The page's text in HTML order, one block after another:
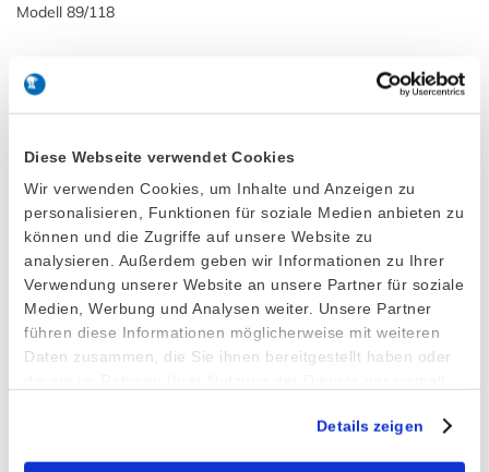
Diese Webseite verwendet Cookies
Wir verwenden Cookies, um Inhalte und Anzeigen zu
personalisieren, Funktionen für soziale Medien anbieten zu
können und die Zugriffe auf unsere Website zu
analysieren. Außerdem geben wir Informationen zu Ihrer
Verwendung unserer Website an unsere Partner für soziale
Medien, Werbung und Analysen weiter. Unsere Partner
führen diese Informationen möglicherweise mit weiteren
Daten zusammen, die Sie ihnen bereitgestellt haben oder
Details zeigen
Modell 89/118
Universalteller mit Griff, Ø 145 mm
Modell 89/145
Bananensplitschale oval 230 x 145 mm
Modell 91